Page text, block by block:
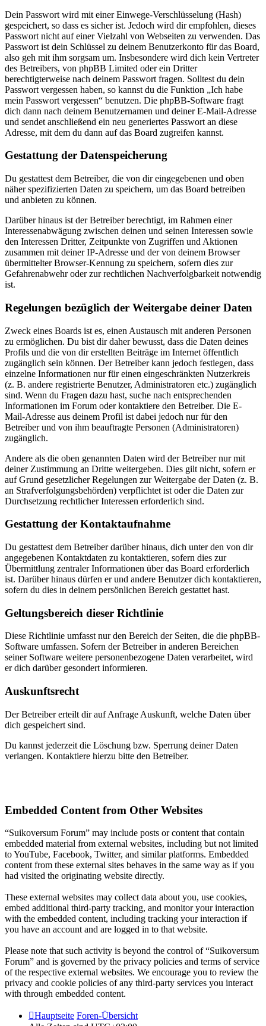
Dein Passwort wird mit einer Einwege-Verschlüsselung (Hash)
gespeichert, so dass es sicher ist. Jedoch wird dir empfohlen, dieses
Passwort nicht auf einer Vielzahl von Webseiten zu verwenden. Das
Passwort ist dein Schlüssel zu deinem Benutzerkonto für das Board,
also geh mit ihm sorgsam um. Insbesondere wird dich kein Vertreter
des Betreibers, von phpBB Limited oder ein Dritter
berechtigterweise nach deinem Passwort fragen. Solltest du dein
Passwort vergessen haben, so kannst du die Funktion „Ich habe
mein Passwort vergessen“ benutzen. Die phpBB-Software fragt
dich dann nach deinem Benutzernamen und deiner E-Mail-Adresse
und sendet anschließend ein neu generiertes Passwort an diese
Adresse, mit dem du dann auf das Board zugreifen kannst.
Gestattung der Datenspeicherung
Du gestattest dem Betreiber, die von dir eingegebenen und oben
näher spezifizierten Daten zu speichern, um das Board betreiben
und anbieten zu können.
Darüber hinaus ist der Betreiber berechtigt, im Rahmen einer
Interessenabwägung zwischen deinen und seinen Interessen sowie
den Interessen Dritter, Zeitpunkte von Zugriffen und Aktionen
zusammen mit deiner IP-Adresse und der von deinem Browser
übermittelter Browser-Kennung zu speichern, sofern dies zur
Gefahrenabwehr oder zur rechtlichen Nachverfolgbarkeit notwendig
ist.
Regelungen bezüglich der Weitergabe deiner Daten
Zweck eines Boards ist es, einen Austausch mit anderen Personen
zu ermöglichen. Du bist dir daher bewusst, dass die Daten deines
Profils und die von dir erstellten Beiträge im Internet öffentlich
zugänglich sein können. Der Betreiber kann jedoch festlegen, dass
einzelne Informationen nur für einen eingeschränkten Nutzerkreis
(z. B. andere registrierte Benutzer, Administratoren etc.) zugänglich
sind. Wenn du Fragen dazu hast, suche nach entsprechenden
Informationen im Forum oder kontaktiere den Betreiber. Die E-
Mail-Adresse aus deinem Profil ist dabei jedoch nur für den
Betreiber und von ihm beauftragte Personen (Administratoren)
zugänglich.
Andere als die oben genannten Daten wird der Betreiber nur mit
deiner Zustimmung an Dritte weitergeben. Dies gilt nicht, sofern er
auf Grund gesetzlicher Regelungen zur Weitergabe der Daten (z. B.
an Strafverfolgungsbehörden) verpflichtet ist oder die Daten zur
Durchsetzung rechtlicher Interessen erforderlich sind.
Gestattung der Kontaktaufnahme
Du gestattest dem Betreiber darüber hinaus, dich unter den von dir
angegebenen Kontaktdaten zu kontaktieren, sofern dies zur
Übermittlung zentraler Informationen über das Board erforderlich
ist. Darüber hinaus dürfen er und andere Benutzer dich kontaktieren,
sofern du dies in deinem persönlichen Bereich gestattet hast.
Geltungsbereich dieser Richtlinie
Diese Richtlinie umfasst nur den Bereich der Seiten, die die phpBB-
Software umfassen. Sofern der Betreiber in anderen Bereichen
seiner Software weitere personenbezogene Daten verarbeitet, wird
er dich darüber gesondert informieren.
Auskunftsrecht
Der Betreiber erteilt dir auf Anfrage Auskunft, welche Daten über
dich gespeichert sind.
Du kannst jederzeit die Löschung bzw. Sperrung deiner Daten
verlangen. Kontaktiere hierzu bitte den Betreiber.
Embedded Content from Other Websites
“Suikoversum Forum” may include posts or content that contain
embedded material from external websites, including but not limited
to YouTube, Facebook, Twitter, and similar platforms. Embedded
content from these external sites behaves in the same way as if you
had visited the originating website directly.
These external websites may collect data about you, use cookies,
embed additional third-party tracking, and monitor your interaction
with the embedded content, including tracking your interaction if
you have an account and are logged in to that website.
Please note that such activity is beyond the control of “Suikoversum
Forum” and is governed by the privacy policies and terms of service
of the respective external websites. We encourage you to review the
privacy and cookie policies of any third-party services you interact
with through embedded content.
Hauptseite Foren-Übersicht